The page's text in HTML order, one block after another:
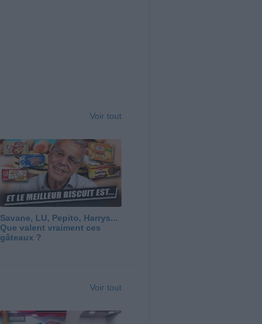
Voir tout
Savane, LU, Pepito, Harrys...
Que valent vraiment ces
gâteaux ?
Voir tout